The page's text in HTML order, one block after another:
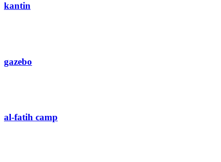
kantin
gazebo
al-fatih camp